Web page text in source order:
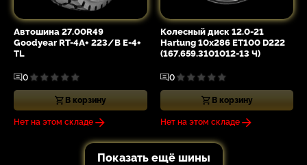
Автошина 27.00R49
Goodyear RT-4A+ 223/B E-4+
TL
0
В корзину
Нет на этом складе
Колесный диск 12.0-21
Hartung 10x286 ET100 D222
(167.659.3101012-13 Ч)
0
В корзину
Нет на этом складе
Показать ещё шины